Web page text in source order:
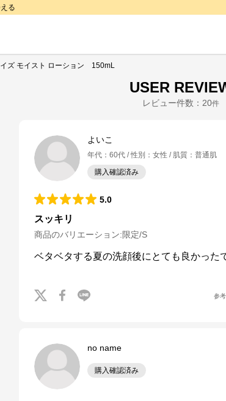
る
ズ モイスト ローション 150mL
USER
レビュー件数： 20件
よいこ
年代 ： 60代 性別 ： 女性 肌質 ： 普通肌
購入確認済み
5.0
スッキリ
商品のバリエーション:限定/S
ベタベタする夏の洗顔後にとても良かった
参
no name
購入確認済み